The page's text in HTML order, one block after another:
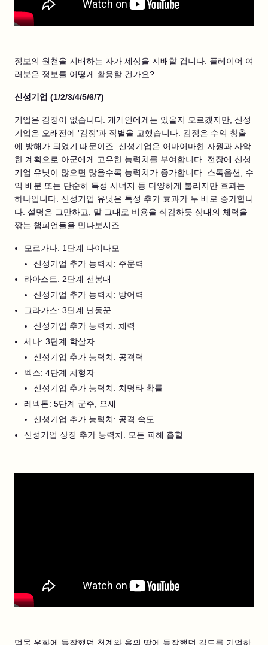
정보의 원천을 지배하는 자가 세상을 지배할 겁니다. 플레이어 여
러분은 정보를 어떻게 활용할 건가요?
신성기업 (1/2/3/4/5/6/7)
기업은 감정이 없습니다. 개개인에게는 있을지 모르겠지만, 신성
기업은 오래전에 '감정'과 작별을 고했습니다. 감정은 수익 창출
에 방해가 되었기 때문이죠. 신성기업은 어마어마한 자원과 사악
한 계획으로 아군에게 고유한 능력치를 부여합니다. 전장에 신성
기업 유닛이 많으면 많을수록 능력치가 증가합니다. 스톡옵션, 수
익 배분 또는 단순히 특성 시너지 등 다양하게 불리지만 효과는
하나입니다. 신성기업 유닛은 특성 추가 효과가 두 배로 증가합니
다. 설명은 그만하고, 말 그대로 비용을 삭감하듯 상대의 체력을
깎는 챔피언들을 만나보시죠.
모르가나: 1단계 다이나모
신성기업 추가 능력치: 주문력
라아스트: 2단계 선봉대
신성기업 추가 능력치: 방어력
그라가스: 3단계 난동꾼
신성기업 추가 능력치: 체력
세나: 3단계 학살자
신성기업 추가 능력치: 공격력
벡스: 4단계 처형자
신성기업 추가 능력치: 치명타 확률
레넥톤: 5단계 군주, 요새
신성기업 추가 능력치: 공격 속도
신성기업 상징 추가 능력치: 모든 피해 흡혈
먹물 우화에 등장했던 천계와 용의 땅에 등장했던 길드를 기억하